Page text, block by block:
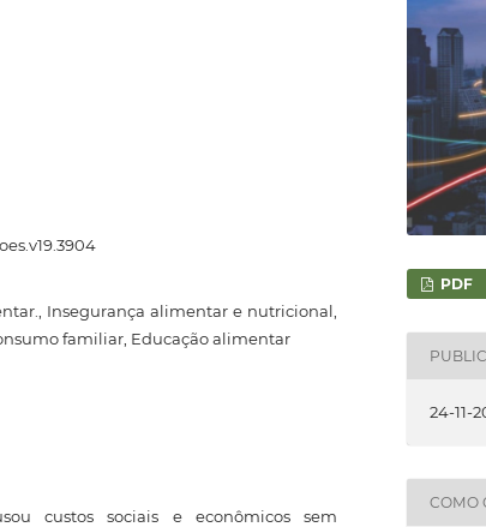
Insegurança alimentar e nutricional,
familiar, Educação alimentar
custos sociais e econômicos sem
PDF
24-11-
COMO